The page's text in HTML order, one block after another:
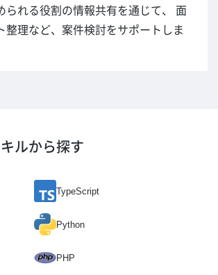
られる役割の情報共有を通じて、 面
整理など、案件検討をサポートしま
ルから探す
TypeScript
Python
PHP